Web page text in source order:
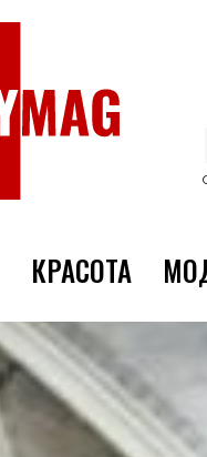
КРАСОТА